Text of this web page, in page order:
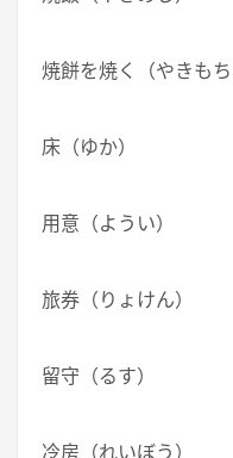
焼餅を焼く（やきも
床（ゆか
用意（よう
旅券（りょけ
留守（るす
冷房（れいぼ